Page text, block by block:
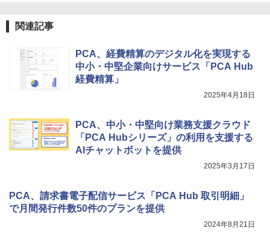
関連記事
PCA、経費精算のデジタル化を実現する
中小・中堅企業向けサービス「PCA Hub
経費精算」
2025年4月18日
PCA、中小・中堅向け業務支援クラウド
「PCA Hubシリーズ」の利用を支援する
AIチャットボットを提供
2025年3月17日
PCA、請求書電子配信サービス「PCA Hub 取引明細」
で月間発行件数50件のプランを提供
2024年8月21日